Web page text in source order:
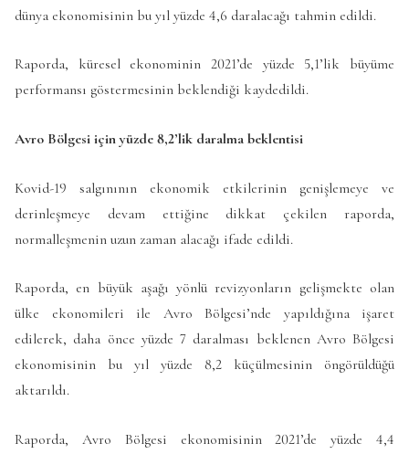
dünya ekonomisinin bu yıl yüzde 4,6 daralacağı tahmin edildi.
Raporda, küresel ekonominin 2021’de yüzde 5,1’lik büyüme
performansı göstermesinin beklendiği kaydedildi.
Avro Bölgesi için yüzde 8,2’lik daralma beklentisi
Kovid-19 salgınının ekonomik etkilerinin genişlemeye ve
derinleşmeye devam ettiğine dikkat çekilen raporda,
normalleşmenin uzun zaman alacağı ifade edildi.
Raporda, en büyük aşağı yönlü revizyonların gelişmekte olan
ülke ekonomileri ile Avro Bölgesi’nde yapıldığına işaret
edilerek, daha önce yüzde 7 daralması beklenen Avro Bölgesi
ekonomisinin bu yıl yüzde 8,2 küçülmesinin öngörüldüğü
aktarıldı.
Raporda, Avro Bölgesi ekonomisinin 2021’de yüzde 4,4